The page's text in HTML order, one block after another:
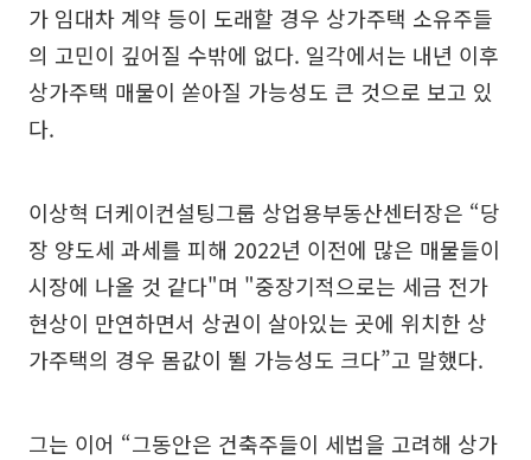
가 임대차 계약 등이 도래할 경우 상가주택 소유주들
의 고민이 깊어질 수밖에 없다. 일각에서는 내년 이후
상가주택 매물이 쏟아질 가능성도 큰 것으로 보고 있
다.
이상혁 더케이컨설팅그룹 상업용부동산센터장은 “당
장 양도세 과세를 피해 2022년 이전에 많은 매물들이
시장에 나올 것 같다"며 "중장기적으로는 세금 전가
현상이 만연하면서 상권이 살아있는 곳에 위치한 상
가주택의 경우 몸값이 뛸 가능성도 크다”고 말했다.
그는 이어 “그동안은 건축주들이 세법을 고려해 상가